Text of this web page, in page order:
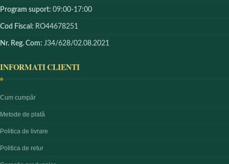
Program suport: 09:00-17:00
Cod Fiscal: RO44678251
Nr. Reg. Com: J34/628/02.08.2021
INFORMATI CLIENTI
Cum cumpăr
Metode de plată
Politica de livrare
Politica de retur